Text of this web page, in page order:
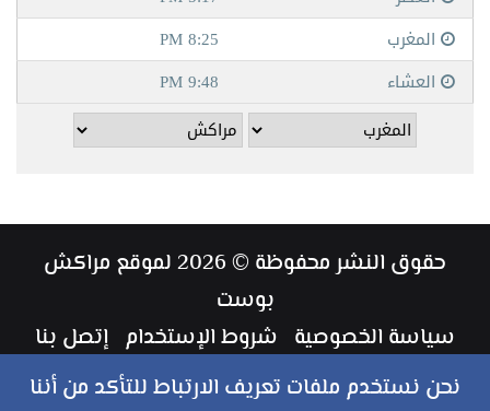
حقوق النشر محفوظة © 2026 لموقع مراكش
بوست
سياسة الخصوصية شروط الإستخدام إتصل بنا
طاقم العمل
نحن نستخدم ملفات تعريف الارتباط للتأكد من أننا